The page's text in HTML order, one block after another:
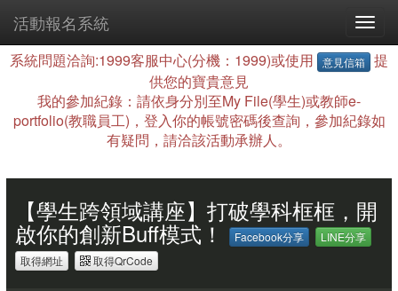
活動報名系統
系統問題洽詢:1999客服中心(分機：1999)或使用 意見信箱
提
供您的寶貴意見
我的參加紀錄：請依身分別至My File(學生)或教師e-
portfolio(教職員工)，登入你的帳號密碼後查詢，參加紀錄如
有疑問，請洽該活動承辦人。
【學生跨領域講座】打破學科框框，開
啟你的創新Buff模式！ Facebook分享
LINE分享
取得網址
取得QrCode